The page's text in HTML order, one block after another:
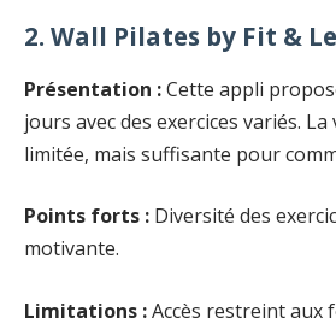
2. Wall Pilates by Fit &
Présentation :Cette appli
jours avec des exercices variés.
limitée, mais suffisante pour
Points forts : Diversité des
motivante.
Limitations :Accès restreint aux